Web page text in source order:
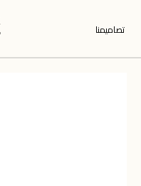
تصاميمنا